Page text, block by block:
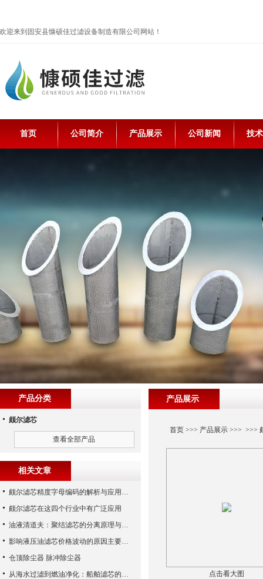
欢迎来到固安县慷硕佳过滤设备制造有限公司网站！
首页 公司简介 产品展示 公司新闻 技
产品展示
首页>>> 产品展示>>> >>>
点击看大图
产品分类
颇尔滤芯
查看全部产品
相关文章
颇尔滤芯精度字母编码的解析与应用指南
颇尔滤芯在这四个行业中有广泛应用
油液清道夫：聚结滤芯的分离原理与核心作用解析
影响液压油滤芯价格波动的原因主要有哪些呢？
仓顶除尘器 脉冲除尘器
从海水过滤到燃油净化：船舶滤芯的多场景应用解析